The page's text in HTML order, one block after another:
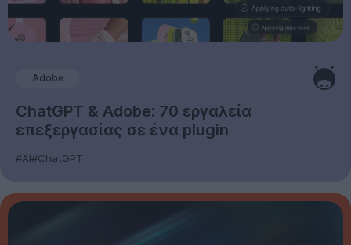
Adobe
ChatGPT & Adobe: 70 εργαλεία
επεξεργασίας σε ένα plugin
#AI#ChatGPT